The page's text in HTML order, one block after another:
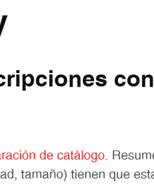
con
de catálogo.
tamaño) tienen que